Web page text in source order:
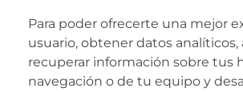
Para poder ofrecerte una mejor
usuario, obtener datos analíticos,
recuperar información sobre tus
navegación o de tu equipo y